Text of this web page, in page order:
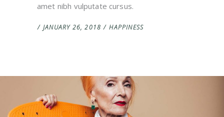
amet nibh vulputate cursus.
JANUARY 26, 2018 HAPPINESS